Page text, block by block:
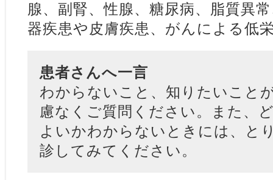
腺、副腎、性腺、糖尿病、脂質異
器疾患や皮膚疾患、がんによる低
患者さんへ一言
わからないこと、知りたいこと
慮なくご質問ください。また、
よいかわからないときには、と
診してみてください。